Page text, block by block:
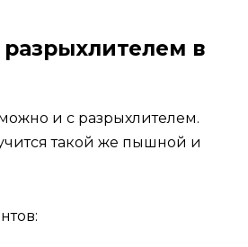
в
и с разрыхлителем.
такой же пышной и